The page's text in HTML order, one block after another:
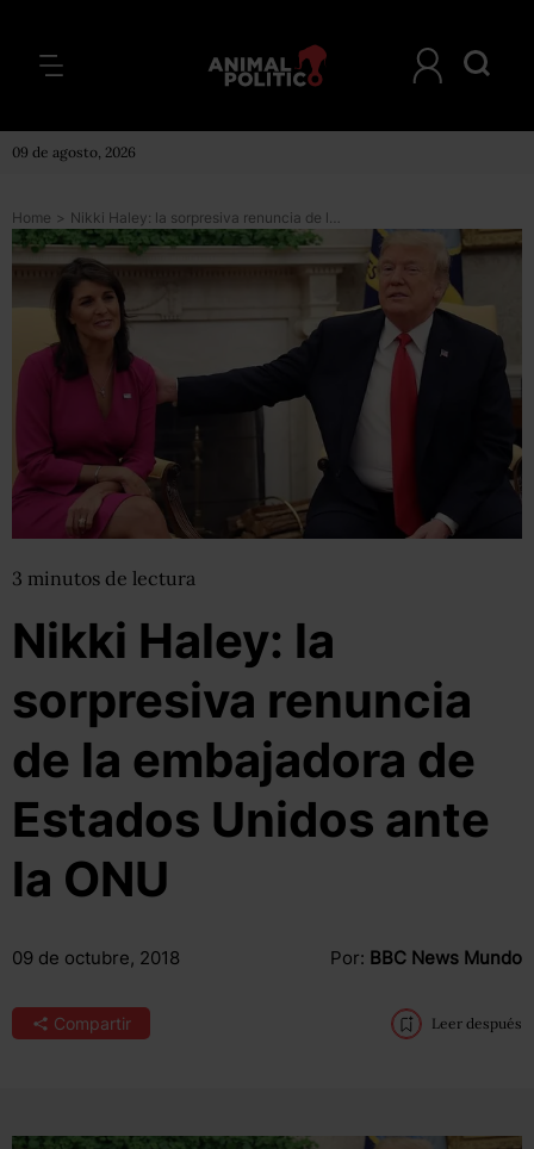
09 de agosto, 2026
Home > Nikki Haley: la sorpresiva renuncia de la embajadora de Estados Unidos ante la ONU
3 minutos de lectura
Nikki Haley: la
sorpresiva renuncia
de la embajadora de
Estados Unidos ante
la ONU
09 de octubre, 2018 Por: BBC News Mundo
Compartir Leer después